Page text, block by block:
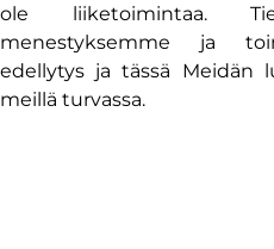
ole liiketoimintaa.
menestyksemme ja
edellytys ja tässä Meidän
meillä turvassa.